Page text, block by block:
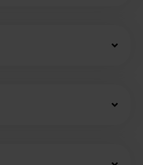
nagraniami i